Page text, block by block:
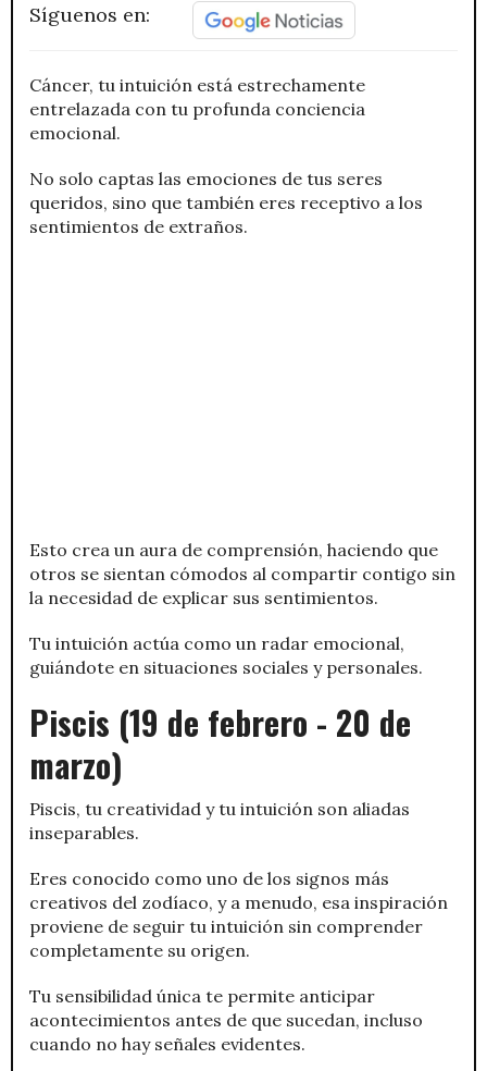
Síguenos en:
Cáncer, tu intuición está estrechamente
entrelazada con tu profunda conciencia
emocional.
No solo captas las emociones de tus seres
queridos, sino que también eres receptivo a los
sentimientos de extraños.
Esto crea un aura de comprensión, haciendo que
otros se sientan cómodos al compartir contigo sin
la necesidad de explicar sus sentimientos.
Tu intuición actúa como un radar emocional,
guiándote en situaciones sociales y personales.
Piscis (19 de febrero - 20 de
marzo)
Piscis, tu creatividad y tu intuición son aliadas
inseparables.
Eres conocido como uno de los signos más
creativos del zodíaco, y a menudo, esa inspiración
proviene de seguir tu intuición sin comprender
completamente su origen.
Tu sensibilidad única te permite anticipar
acontecimientos antes de que sucedan, incluso
cuando no hay señales evidentes.